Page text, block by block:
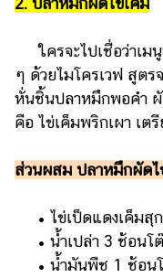
ใครจะไปเชื่อว่าเม
ๆ ด้วยไมโครเวฟ สูตร
หั่นชิ้นปลาหมึกพอคำ ผั
คือ ไข่เค็มพริกเผา เต
ส่วนผสม ปลาหมึกผัดไ
• ไข่เป็ดแดงเค็มสุ
• น้ำเปล่า 3 ช้อนโ
• น้ำมันพืช 1 ช้อน